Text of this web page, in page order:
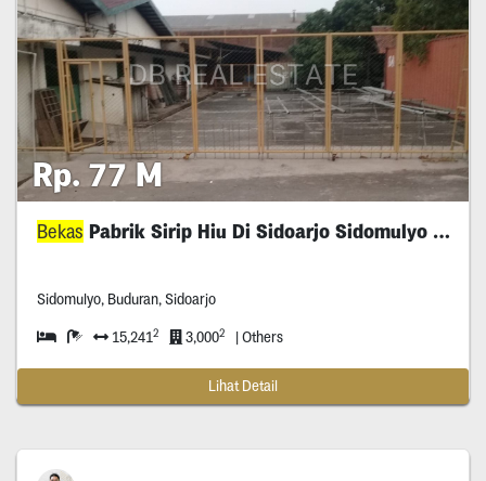
Rp. 77 M
Bekas Pabrik Sirip Hiu Di Sidoarjo Sidomulyo Buduran
Sidomulyo, Buduran, Sidoarjo
15,2412 3,0002 | Others
Lihat Detail